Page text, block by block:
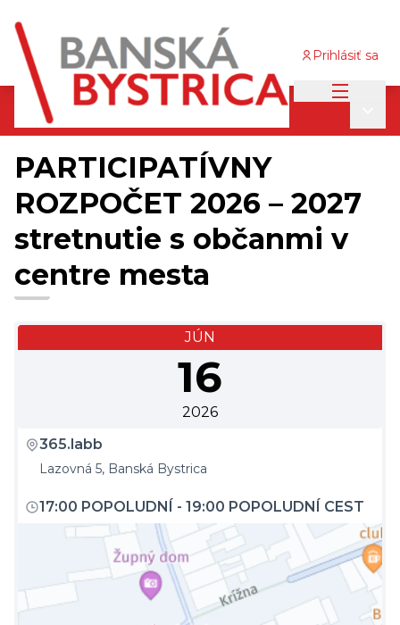
Prihlásiť sa
Participatívny rozpočet 2026/2027 /
Stretnutia s obyvateľmi
PARTICIPATÍVNY
ROZPOČET 2026 – 2027
stretnutie s občanmi v
centre mesta
JÚN
16
2026
365.labb
Lazovná 5, Banská Bystrica
17:00 POPOLUDNÍ - 19:00 POPOLUDNÍ CEST